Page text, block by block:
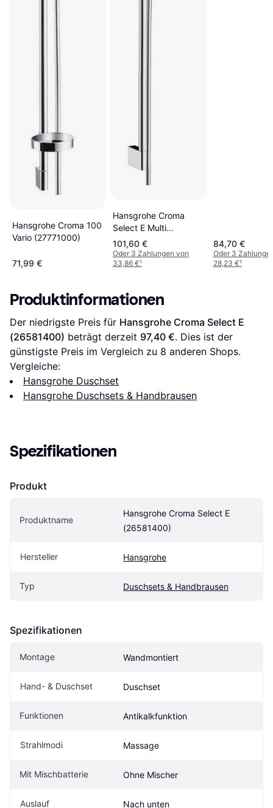
Hansgrohe Croma 100
Vario (27771000)
71,99 €
Hansgrohe Croma
Select E Multi
(26591400)
101,60 €
Oder 3 Zahlungen von
33,86 €¹
84,70 €
Oder 3
28,23 €¹
Produktinformationen
Der niedrigste Preis für Hansgrohe Croma Select E
(26581400) beträgt derzeit 97,40 €. Dies ist der
günstigste Preis im Vergleich zu 8 anderen Shops.
Vergleiche:
Hansgrohe Duschset
Hansgrohe Duschsets & Handbrausen
Spezifikationen
Produkt
Produktname
Hansgrohe Croma Select E
(26581400)
Hersteller Hansgrohe
Typ Duschsets & Handbrausen
Spezifikationen
Montage Wandmontiert
Hand- & Duschset Duschset
Funktionen Antikalkfunktion
Strahlmodi Massage
Mit Mischbatterie Ohne Mischer
Auslauf Nach unten